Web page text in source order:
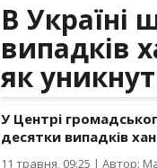
В Україні
випадків
як
У Центрі
десятки випадків
11 травня, 09:25 | Автор: